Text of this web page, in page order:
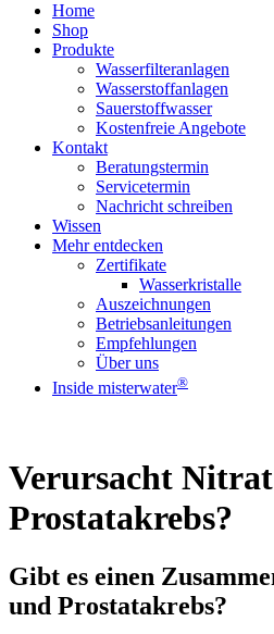
Home
Shop
Produkte
Wasserfilteranlagen
Wasserstoffanlagen
Sauerstoffwasser
Kostenfreie Angebote
Kontakt
Beratungstermin
Servicetermin
Nachricht schreiben
Wissen
Mehr entdecken
Zertifikate
Wasserkristalle
Auszeichnungen
Betriebsanleitungen
Empfehlungen
Über uns
Inside misterwater®
Verursacht
Prostatakrebs?
Gibt es einen
und Prostatakrebs?